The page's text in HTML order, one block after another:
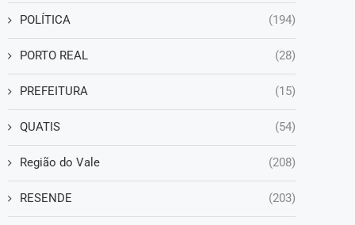
POLÍTICA (194)
PORTO REAL (28)
PREFEITURA (15)
QUATIS (54)
Região do Vale (208)
RESENDE (203)